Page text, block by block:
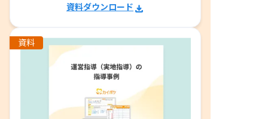
資料ダウンロード
資料